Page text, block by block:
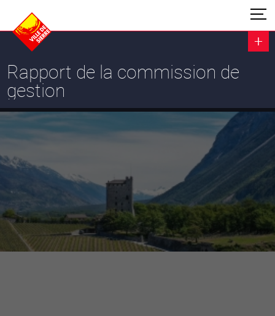
Rapport de la commission de
gestion